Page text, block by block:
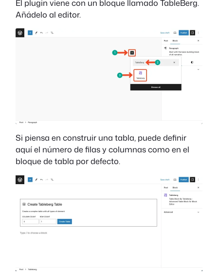
El plugin viene con un bloque llamado TableBerg.
Añádelo al editor.
Si piensa en construir una tabla, puede definir
aquí el número de filas y columnas como en el
bloque de tabla por defecto.